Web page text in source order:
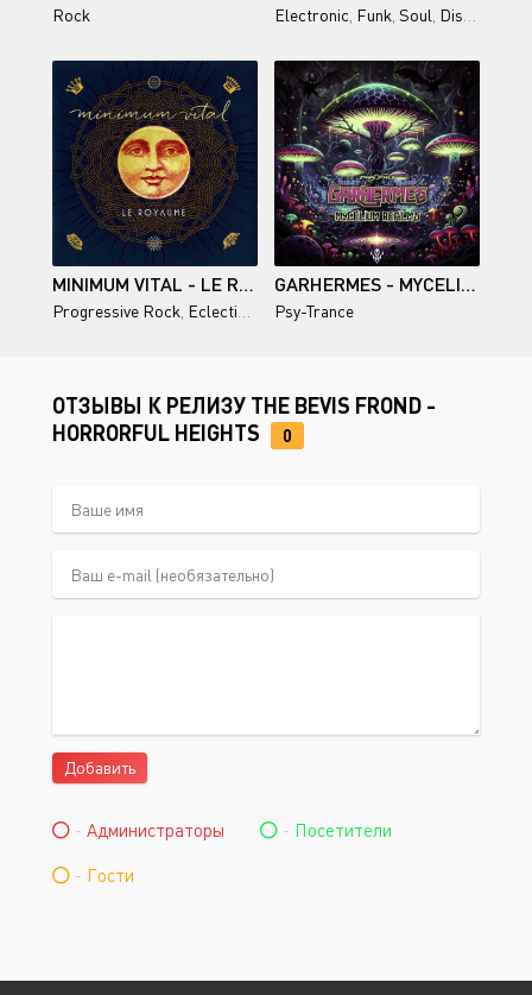
Rock Electronic Funk Soul Disco
MINIMUM VITAL - LE ROYAUME - 2025
Progressive Rock Eclectic Prog
GARHERMES - MYCELIUM REALMS
Psy-Trance
ОТЗЫВЫ К РЕЛИЗУ THE BEVIS FROND -
HORRORFUL HEIGHTS
0
Добавить
- Администраторы - Посетители
- Гости